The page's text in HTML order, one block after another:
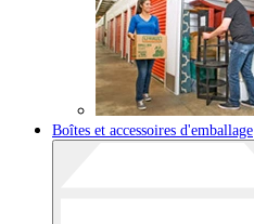
Boîtes et accessoires d'emballage